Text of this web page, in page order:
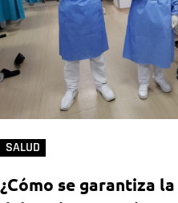
SALUD
¿Cómo se garantiza